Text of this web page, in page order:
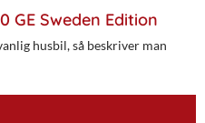
GE Sweden Edition
husbil, så beskriver man